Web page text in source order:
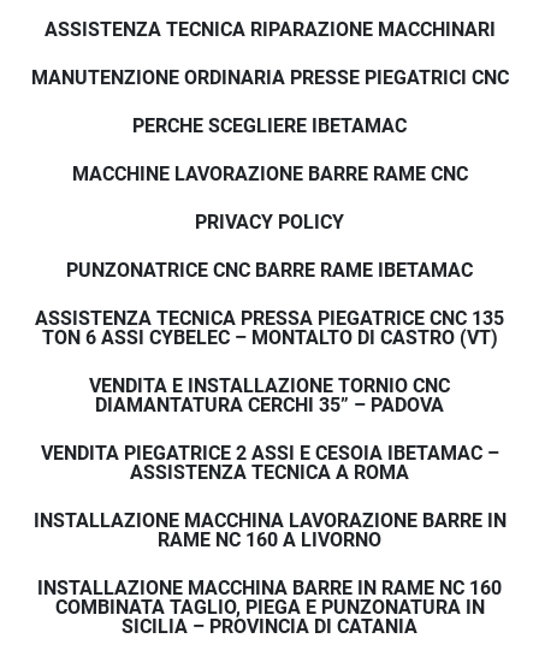
ASSISTENZA TECNICA RIPARAZIONE MACCHINARI
MANUTENZIONE ORDINARIA PRESSE PIEGATRICI CNC
PERCHE SCEGLIERE IBETAMAC
MACCHINE LAVORAZIONE BARRE RAME CNC
PRIVACY POLICY
PUNZONATRICE CNC BARRE RAME IBETAMAC
ASSISTENZA TECNICA PRESSA PIEGATRICE CNC 135
TON 6 ASSI CYBELEC – MONTALTO DI CASTRO (VT)
VENDITA E INSTALLAZIONE TORNIO CNC
DIAMANTATURA CERCHI 35” – PADOVA
VENDITA PIEGATRICE 2 ASSI E CESOIA IBETAMAC –
ASSISTENZA TECNICA A ROMA
INSTALLAZIONE MACCHINA LAVORAZIONE BARRE IN
RAME NC 160 A LIVORNO
INSTALLAZIONE MACCHINA BARRE IN RAME NC 160
COMBINATA TAGLIO, PIEGA E PUNZONATURA IN
SICILIA – PROVINCIA DI CATANIA